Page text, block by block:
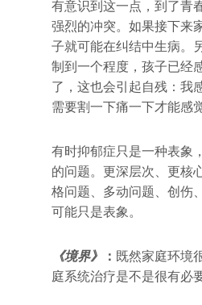
有意识到这一点，到了青
强烈的冲突。如果接下来
子就可能在纠结中生病。
制到一个程度，孩子已经
了，这也会引起自残：我
需要割一下痛一下才能感
有时抑郁症只是一种表象
的问题。更深层次、更核
格问题、多动问题、创伤
可能只是表象。
《境界》 ： 既然家庭环境
庭系统治疗是不是很有必